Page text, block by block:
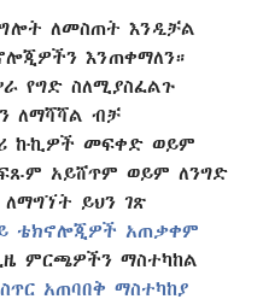
ለመስጠት እንዲቻል
እንጠቀማለን።
የግድ ስለሚያስፈልጉ
ለማሻሻል ብቻ
ኩኪዎች መፍቀድ ወይም
አይሸጥም ወይም ለንግድ
ይህን ገጽ
ቴክኖሎጂዎች አጠቃቀም
ምርጫዎችን ማስተካከል
አጠባበቅ ማስተካከያ
መጻሕፍት
Tract Society of Pennsylvania.